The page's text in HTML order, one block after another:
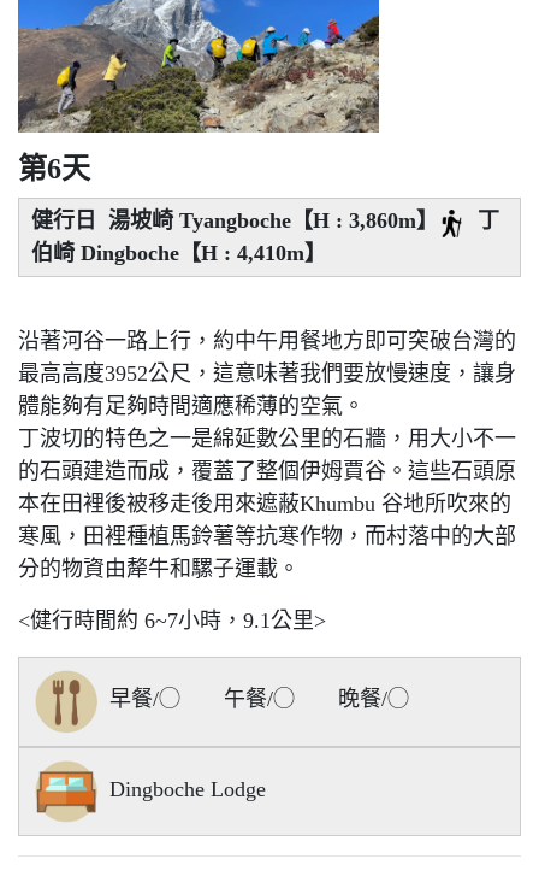
第6天
健行日 湯坡崎 Tyangboche【H : 3,860m】
丁
伯崎 Dingboche【H : 4,410m】
沿著河谷一路上行，約中午用餐地方即可突破台灣的
最高高度3952公尺，這意味著我們要放慢速度，讓身
體能夠有足夠時間適應稀薄的空氣。
丁波切的特色之一是綿延數公里的石牆，用大小不一
的石頭建造而成，覆蓋了整個伊姆賈谷。這些石頭原
本在田裡後被移走後用來遮蔽Khumbu 谷地所吹來的
寒風，田裡種植馬鈴薯等抗寒作物，而村落中的大部
分的物資由犛牛和騾子運載。
<健行時間約 6~7小時，9.1公里>
早餐/◯ 午餐/◯ 晚餐/◯
Dingboche Lodge